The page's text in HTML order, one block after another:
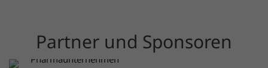
Partner und Sponsoren